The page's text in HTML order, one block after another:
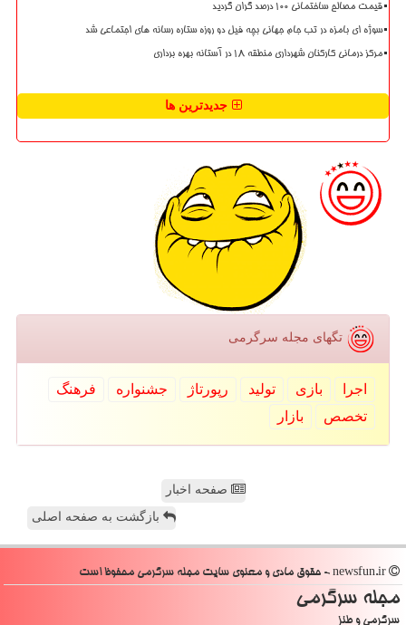
قیمت مصالح ساختمانی ۱۰۰ درصد گران گردید
سوژه ای بامزه در تب جام جهانی بچه فیل دو روزه ستاره رسانه های اجتماعی شد
مرکز درمانی کارکنان شهرداری منطقه ۱۸ در آستانه بهره برداری
جدیدترین ها
تگهای مجله سرگرمی
اجرا بازی تولید رپورتاژ جشنواره
فرهنگ
تخصص
بازار
صفحه اخبار
بازگشت به صفحه اصلی
مجله سرگرمی
سرگرمی و طنز